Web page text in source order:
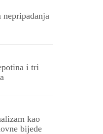
i tri
kao
bijede